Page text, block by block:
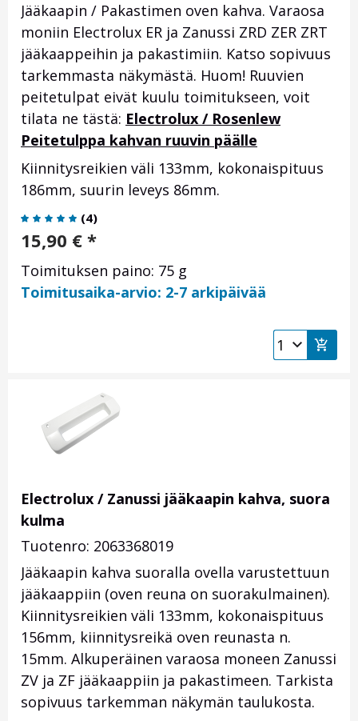
Jääkaapin / Pakastimen oven kahva. Varaosa
moniin Electrolux ER ja Zanussi ZRD ZER ZRT
jääkaappeihin ja pakastimiin. Katso sopivuus
tarkemmasta näkymästä. Huom! Ruuvien
peitetulpat eivät kuulu toimitukseen, voit
tilata ne tästä: Electrolux / Rosenlew
Peitetulppa kahvan ruuvin päälle
Kiinnitysreikien väli 133mm, kokonaispituus
186mm, suurin leveys 86mm.
(4)
15,90 € *
Toimituksen paino: 75 g
Toimitusaika-arvio: 2-7 arkipäivää
Electrolux / Zanussi jääkaapin kahva, suora
kulma
Tuotenro: 2063368019
Jääkaapin kahva suoralla ovella varustettuun
jääkaappiin (oven reuna on suorakulmainen).
Kiinnitysreikien väli 133mm, kokonaispituus
156mm, kiinnitysreikä oven reunasta n.
15mm. Alkuperäinen varaosa moneen Zanussi
ZV ja ZF jääkaappiin ja pakastimeen. Tarkista
sopivuus tarkemman näkymän taulukosta.